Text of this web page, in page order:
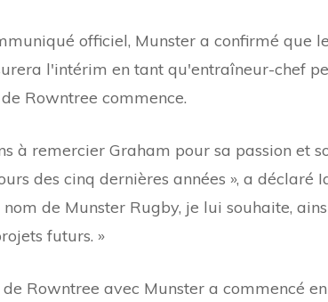
officiel, Munster a confirmé que
l'intérim en tant qu'entraîneur-chef
Rowntree commence.
à remercier Graham pour sa passion et
des cinq dernières années », a déclaré
nom de Munster Rugby, je lui souhaite,
futurs. »
Rowntree avec Munster a commencé